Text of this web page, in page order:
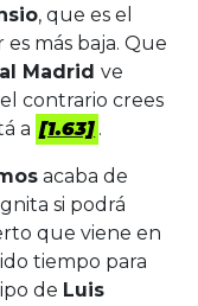
, que es el
más baja. Que
Madrid ve
el contrario crees
a [1.63] .
acaba de
si podrá
que viene en
tiempo para
de Luis